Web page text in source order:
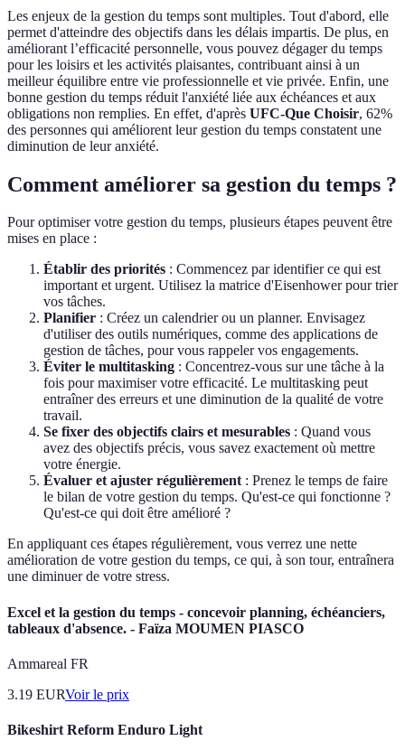
Les enjeux de la gestion du temps sont multiples. Tout d'abord, elle
permet d'atteindre des objectifs dans les délais impartis. De plus, en
améliorant l’efficacité personnelle, vous pouvez dégager du temps
pour les loisirs et les activités plaisantes, contribuant ainsi à un
meilleur équilibre entre vie professionnelle et vie privée. Enfin, une
bonne gestion du temps réduit l'anxiété liée aux échéances et aux
obligations non remplies. En effet, d'après UFC-Que Choisir, 62%
des personnes qui améliorent leur gestion du temps constatent une
diminution de leur anxiété.
Comment améliorer sa gestion du temps ?
Pour optimiser votre gestion du temps, plusieurs étapes peuvent être
mises en place :
Établir des priorités : Commencez par identifier ce qui est
important et urgent. Utilisez la matrice d'Eisenhower pour trier
vos tâches.
Planifier : Créez un calendrier ou un planner. Envisagez
d'utiliser des outils numériques, comme des applications de
gestion de tâches, pour vous rappeler vos engagements.
Éviter le multitasking : Concentrez-vous sur une tâche à la
fois pour maximiser votre efficacité. Le multitasking peut
entraîner des erreurs et une diminution de la qualité de votre
travail.
Se fixer des objectifs clairs et mesurables : Quand vous
avez des objectifs précis, vous savez exactement où mettre
votre énergie.
Évaluer et ajuster régulièrement: Prenez le temps de faire
le bilan de votre gestion du temps. Qu'est-ce qui fonctionne ?
Qu'est-ce qui doit être amélioré ?
En appliquant ces étapes régulièrement, vous verrez une nette
amélioration de votre gestion du temps, ce qui, à son tour, entraînera
une diminuer de votre stress.
Excel et la gestion du temps - concevoir planning, échéanciers,
tableaux d'absence. - Faïza MOUMEN PIASCO
Ammareal FR
3.19 EURVoir le prix
Bikeshirt Reform Enduro Light